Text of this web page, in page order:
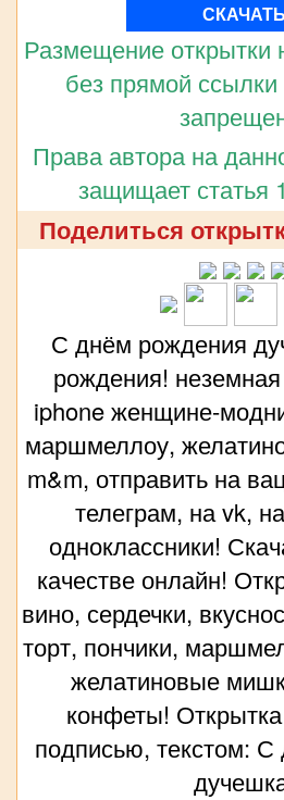
СКАЧАТЬ
Размещение открытки
без прямой
Права автора на
защищает статья
Поделиться
С днём рождения
рождения!
iphone женщине-
маршмеллоу,
m&m, отправить на
телеграм, на vk,
одноклассники!
качестве онлайн!
вино, сердечки,
торт, пончики,
желатиновые
конфеты!
подписью, текстом: